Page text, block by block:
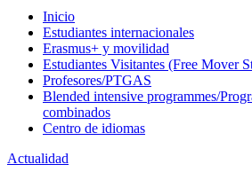
Inicio
Estudiantes internacionales
Erasmus+ y movilidad
Estudiantes Visitantes (Free Mover
Profesores/PTGAS
Blended intensive programmes/
combinados
Centro de idiomas
Actualidad